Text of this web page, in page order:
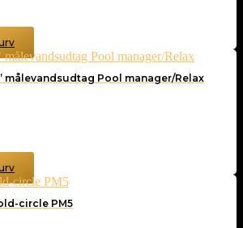
målevandsudtag Pool manager/Relax
circle PM5